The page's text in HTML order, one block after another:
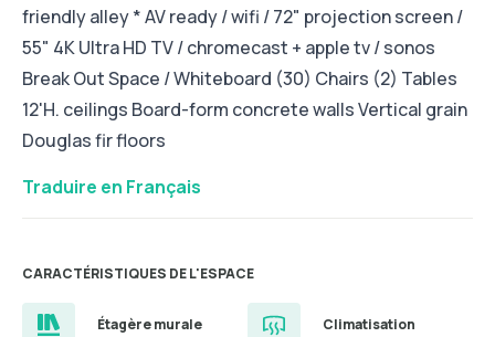
friendly alley * AV ready / wifi / 72" projection screen /
55" 4K Ultra HD TV / chromecast + apple tv / sonos
Break Out Space / Whiteboard (30) Chairs (2) Tables
12'H. ceilings Board-form concrete walls Vertical grain
Douglas fir floors
Traduire en Français
CARACTÉRISTIQUES DE L'ESPACE
Étagère murale Climatisation